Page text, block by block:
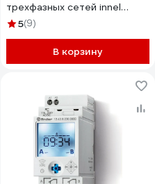
трехфазных сетей innel
K5B1A-63A K5B1A-63
5(9)
В корзину